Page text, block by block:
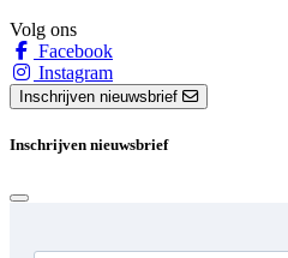
Volg ons
Facebook
Instagram
Inschrijven nieuwsbrief
Inschrijven nieuwsbrief